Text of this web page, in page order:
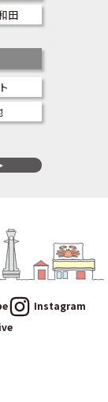
田
Instagram